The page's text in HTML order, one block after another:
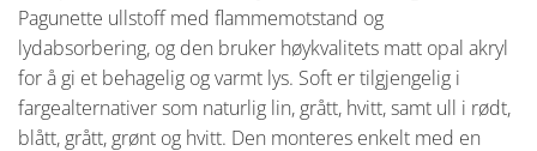
Pagunette ullstoff med flammemotstand og
lydabsorbering, og den bruker høykvalitets matt opal akryl
for å gi et behagelig og varmt lys. Soft er tilgjengelig i
fargealternativer som naturlig lin, grått, hvitt, samt ull i rødt,
blått, grått, grønt og hvitt. Den monteres enkelt med en